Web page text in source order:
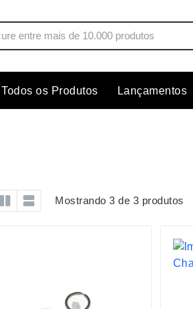
Espelhos
Esporte e Jogos
Todos os Produtos Lançamentos
Mostrando 3 de 3 produtos